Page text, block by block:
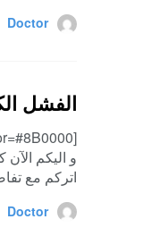
Doctor
الفشل
و اليكم
اتركم مع
Doctor